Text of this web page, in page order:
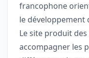
francophone
le développement
Le site produit
accompagner les